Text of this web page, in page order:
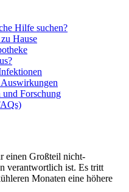
Hilfe suchen?
Hause
Forschung
einen Großteil nicht-
verantwortlich ist. Es tritt
Monaten eine höhere